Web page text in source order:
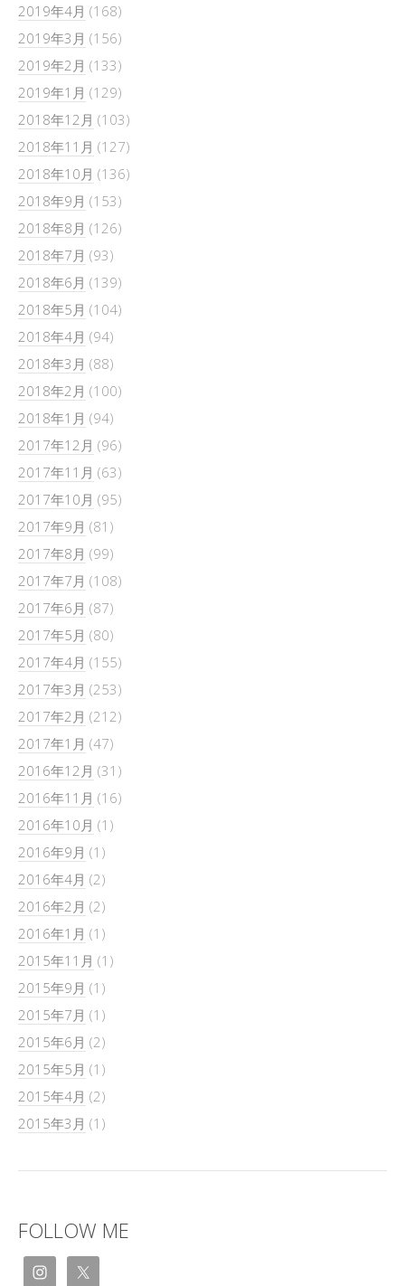
2019年4月 (168)
2019年3月 (156)
2019年2月 (133)
2019年1月 (129)
2018年12月 (103)
2018年11月 (127)
2018年10月 (136)
2018年9月 (153)
2018年8月 (126)
2018年7月 (93)
2018年6月 (139)
2018年5月 (104)
2018年4月 (94)
2018年3月 (88)
2018年2月 (100)
2018年1月 (94)
2017年12月 (96)
2017年11月 (63)
2017年10月 (95)
2017年9月 (81)
2017年8月 (99)
2017年7月 (108)
2017年6月 (87)
2017年5月 (80)
2017年4月 (155)
2017年3月 (253)
2017年2月 (212)
2017年1月 (47)
2016年12月 (31)
2016年11月 (16)
2016年10月 (1)
2016年9月 (1)
2016年4月 (2)
2016年2月 (2)
2016年1月 (1)
2015年11月 (1)
2015年9月 (1)
2015年7月 (1)
2015年6月 (2)
2015年5月 (1)
2015年4月 (2)
2015年3月 (1)
FOLLOW ME